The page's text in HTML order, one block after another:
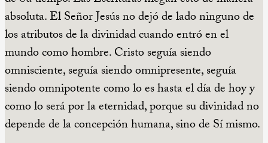
absoluta. El Señor Jesús no dejó de lado ninguno de
los atributos de la divinidad cuando entró en el
mundo como hombre. Cristo seguía siendo
omnisciente, seguía siendo omnipresente, seguía
siendo omnipotente como lo es hasta el día de hoy y
como lo será por la eternidad, porque su divinidad no
depende de la concepción humana, sino de Sí mismo.